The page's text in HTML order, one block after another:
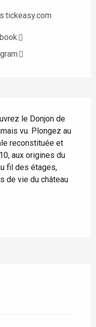
le Donjon de
vu. Plongez au
reconstituée et
aux origines du
fil des étages,
de vie du château